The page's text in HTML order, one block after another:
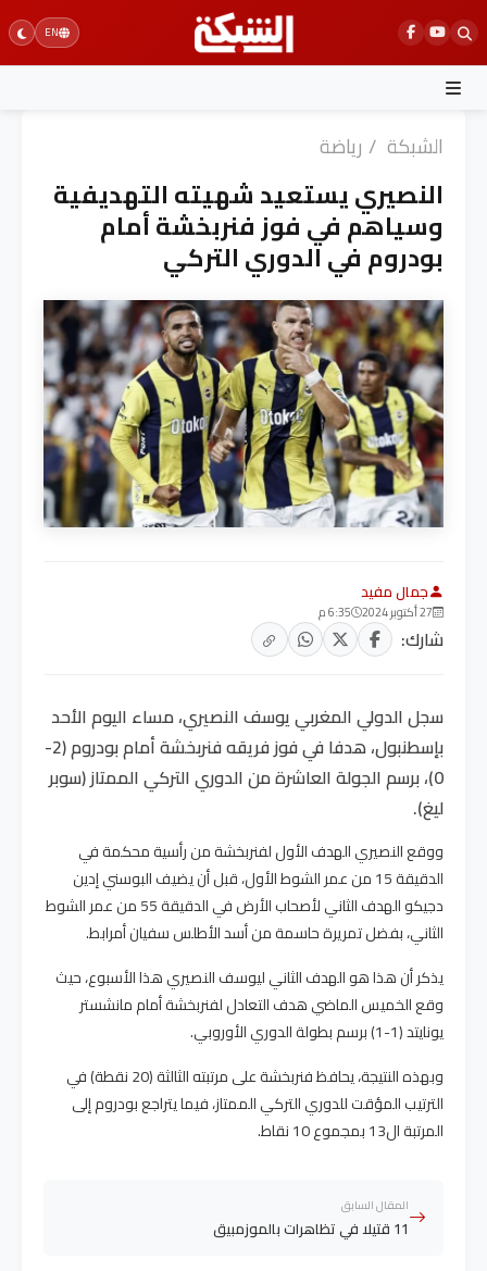
Skip
to
content
EN
الشبكة / رياضة
النصيري يستعيد شهيته التهديفية
وسياهم في فوز فنربخشة أمام
بودروم في الدوري التركي
جمال مفيد
27 أكتوبر 2024 6:35 م
شارك:
سجل الدولي المغربي يوسف النصيري، مساء اليوم الأحد
بإسطنبول، هدفا في فوز فريقه فنربخشة أمام بودروم (2-
0)، برسم الجولة العاشرة من الدوري التركي الممتاز (سوبر
ليغ).
ووقع النصيري الهدف الأول لفنربخشة من رأسية محكمة في
الدقيقة 15 من عمر الشوط الأول، قبل أن يضيف البوسني إدين
دجيكو الهدف الثاني لأصحاب الأرض في الدقيقة 55 من عمر الشوط
الثاني، بفضل تمريرة حاسمة من أسد الأطلس سفيان أمرابط.
يذكر أن هذا هو الهدف الثاني ليوسف النصيري هذا الأسبوع، حيث
وقع الخميس الماضي هدف التعادل لفنربخشة أمام مانشستر
يونايتد (1-1) برسم بطولة الدوري الأوروبي.
وبهذه النتيجة، يحافظ فنربخشة على مرتبته الثالثة (20 نقطة) في
الترتيب المؤقت للدوري التركي الممتاز، فيما يتراجع بودروم إلى
المرتبة ال13 بمجموع 10 نقاط.
المقال السابق
11 قتيلا في تظاهرات بالموزمبيق